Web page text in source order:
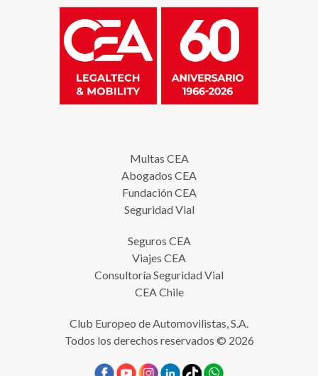
Multas CEA
Abogados CEA
Fundación CEA
Seguridad Vial
Seguros CEA
Viajes CEA
Consultoría Seguridad Vial
CEA Chile
Club Europeo de Automovilistas, S.A.
Todos los derechos reservados © 2026